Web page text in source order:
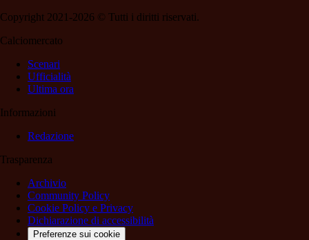
Copyright 2021-2026 © Tutti i diritti riservati.
Calciomercato
Scenari
Ufficialità
Ultima ora
Informazioni
Redazione
Trasparenza
Archivio
Community Policy
Cookie Policy e Privacy
Dichiarazione di accessibilità
Preferenze sui cookie